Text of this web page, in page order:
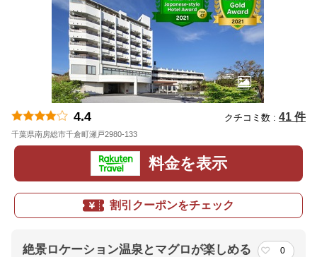
4.4 クチコミ数 : 41 件
千葉県南房総市千倉町瀬戸2980-133
料金を表示
割引クーポンをチェック
絶景ロケーション温泉とマグロが楽しめる
0